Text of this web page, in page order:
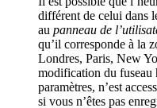
différent de celui dans
au panneau de
qu’il corresponde à la
Londres, Paris, New
modification du fuseau
paramètres, n’est
si vous n’êtes pas